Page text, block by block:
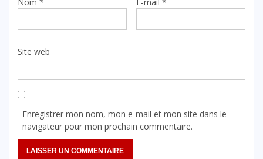
Site web
Enregistrer mon nom, mon e-mail et mon site dans le
navigateur pour mon prochain commentaire.